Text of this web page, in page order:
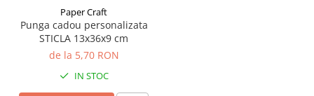
Paper Craft
Punga cadou personalizata
STICLA 13x36x9 cm
de la 5,70 RON
IN STOC